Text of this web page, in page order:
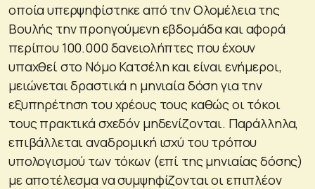
οποία υπερψηφίστηκε από την Ολομέλεια της
Βουλής την προηγούμενη εβδομάδα και αφορά
περίπου 100.000 δανειολήπτες που έχουν
υπαχθεί στο Νόμο Κατσέλη και είναι ενήμεροι,
μειώνεται δραστικά η μηνιαία δόση για την
εξυπηρέτηση του χρέους τους καθώς οι τόκοι
τους πρακτικά σχεδόν μηδενίζονται. Παράλληλα,
επιβάλλεται αναδρομική ισχύ του τρόπου
υπολογισμού των τόκων (επί της μηνιαίας δόσης)
με αποτέλεσμα να συμψηφίζονται οι επιπλέον